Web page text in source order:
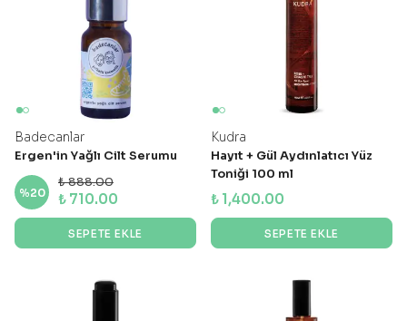
Badecanlar
Ergen'in Yağlı Cilt Serumu
%20
₺ 888.00
₺ 710.00
SEPETE EKLE
Kudra
Hayıt + Gül Aydınlatıcı Yüz
Toniği 100 ml
₺ 1,400.00
SEPETE EKLE